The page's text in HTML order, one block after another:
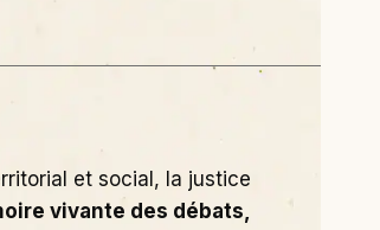
et social, la justice
vivante des débats,